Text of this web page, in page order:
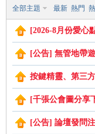
全部主題 最新 熱門
[2026-8月份愛心
[公告] 無管地帶
按鍵精靈、第三
[千張公會圖分享
[公告] 論壇發問